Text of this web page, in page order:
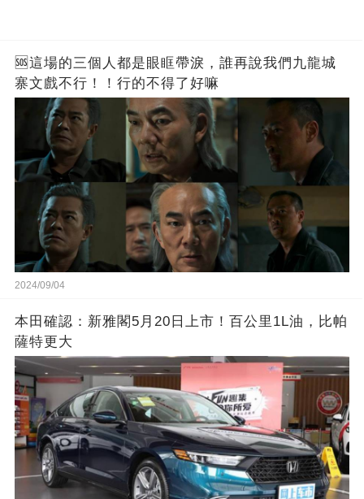
🆘這場的三個人都是眼眶帶淚，誰再說我們九龍城
寨文戲不行！！行的不得了好嘛
2024/09/04
本田確認：新雅閣5月20日上市！百公里1L油，比帕
薩特更大